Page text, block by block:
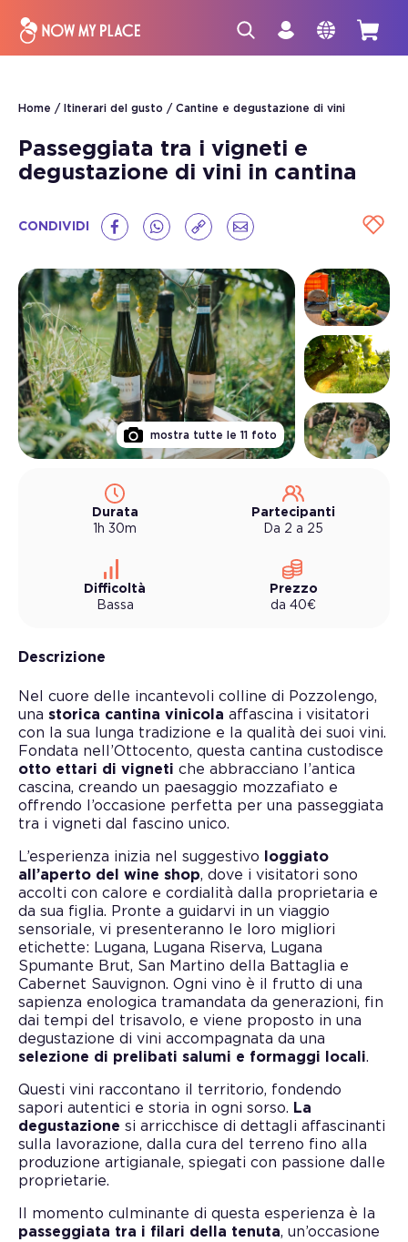
Home Itinerari del gusto Cantine e degustazione di vini
Passeggiata tra i vigneti e
degustazione di vini in cantina
CONDIVIDI
mostra tutte le 11 foto
Durata
1h 30m
Partecipanti
Da 2 a 25
Difficoltà
Bassa
Prezzo
da 40€
Descrizione
Nel cuore delle incantevoli colline di Pozzolengo,
una storica cantina vinicola affascina i visitatori
con la sua lunga tradizione e la qualità dei suoi vini.
Fondata nell’Ottocento, questa cantina custodisce
otto ettari di vigneti che abbracciano l’antica
cascina, creando un paesaggio mozzafiato e
offrendo l’occasione perfetta per una passeggiata
tra i vigneti dal fascino unico.
L’esperienza inizia nel suggestivo
loggiato
all’aperto del wine shop, dove i visitatori sono
accolti con calore e cordialità dalla proprietaria e
da sua figlia. Pronte a guidarvi in un viaggio
sensoriale, vi presenteranno le loro migliori
etichette: Lugana, Lugana Riserva, Lugana
Spumante Brut, San Martino della Battaglia e
Cabernet Sauvignon. Ogni vino è il frutto di una
sapienza enologica tramandata da generazioni, fin
dai tempi del trisavolo, e viene proposto in una
degustazione di vini accompagnata da una
selezione di prelibati salumi e formaggi locali.
Questi vini raccontano il territorio, fondendo
sapori autentici e storia in ogni sorso. La
degustazione si arricchisce di dettagli affascinanti
sulla lavorazione, dalla cura del terreno fino alla
produzione artigianale, spiegati con passione dalle
proprietarie.
Il momento culminante di questa esperienza è la
passeggiata tra i filari della tenuta, un’occasione